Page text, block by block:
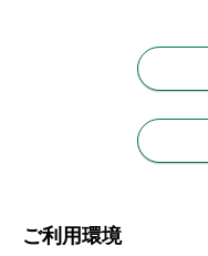
ご利用環境